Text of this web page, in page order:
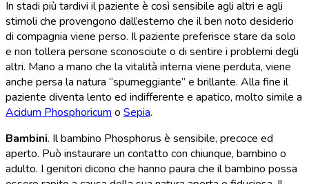
In stadi più tardivi il paziente è così sensibile agli altri e agli
stimoli che provengono dall’esterno che il ben noto desiderio
di compagnia viene perso. Il paziente preferisce stare da solo
e non tollera persone sconosciute o di sentire i problemi degli
altri. Mano a mano che la vitalità interna viene perduta, viene
anche persa la natura “spumeggiante” e brillante. Alla fine il
paziente diventa lento ed indifferente e apatico, molto simile a
Acidum Phosphoricum o Sepia.
Bambini. Il bambino Phosphorus è sensibile, precoce ed
aperto. Può instaurare un contatto con chiunque, bambino o
adulto. I genitori dicono che hanno paura che il bambino possa